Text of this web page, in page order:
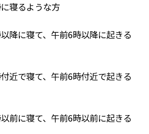
寝るような方
降に寝て、午前6時以降に起きる
近で寝て、午前6時付近で起きる
前に寝て、午前6時以前に起きる